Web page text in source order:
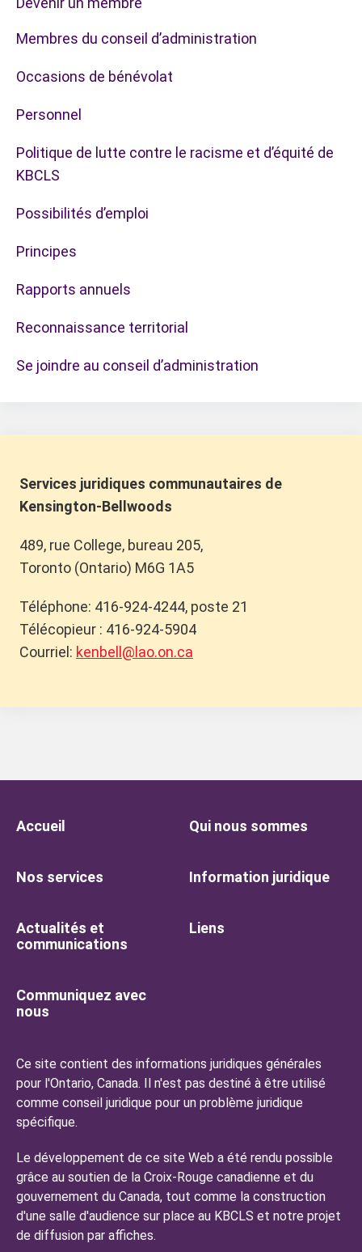
Membres du conseil d’administration
Occasions de bénévolat
Personnel
Politique de lutte contre le racisme et d’équité de
KBCLS
Possibilités d’emploi
Principes
Rapports annuels
Reconnaissance territorial
Se joindre au conseil d’administration
Services juridiques communautaires de
Kensington-Bellwoods
489, rue College, bureau 205,
Toronto (Ontario) M6G 1A5
Téléphone: 416-924-4244, poste 21
Télécopieur : 416-924-5904
Courriel: kenbell@lao.on.ca
Accueil Qui nous sommes
Nos services Information juridique
Actualités et
communications
Liens
Communiquez avec
nous
Ce site contient des informations juridiques générales
pour l'Ontario, Canada. Il n'est pas destiné à être utilisé
comme conseil juridique pour un problème juridique
spécifique.
Le développement de ce site Web a été rendu possible
grâce au soutien de la Croix-Rouge canadienne et du
gouvernement du Canada, tout comme la construction
d'une salle d'audience sur place au KBCLS et notre projet
de diffusion par affiches.